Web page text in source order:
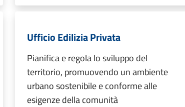
Ufficio Edilizia Privata
Pianifica e regola lo sviluppo del
territorio, promuovendo un ambiente
urbano sostenibile e conforme alle
esigenze della comunità